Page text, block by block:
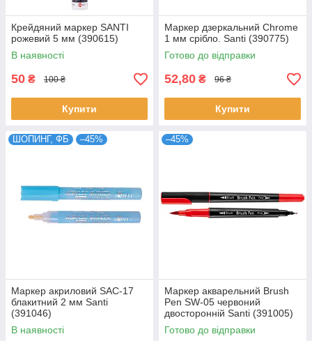
Крейдяний маркер SANTI
рожевий 5 мм (390615)
В наявності
50 ₴ 100 ₴
Купити
Маркер дзеркальний Chrome
1 мм срібло. Santi (390775)
Готово до відправки
52,80 ₴ 96 ₴
Купити
ШОПИНГ, ФБ –45%
Маркер акриловий SAC-17
блакитний 2 мм Santi
(391046)
В наявності
–45%
Маркер акварельний Brush
Pen SW-05 червоний
двосторонній Santi (391005)
Готово до відправки